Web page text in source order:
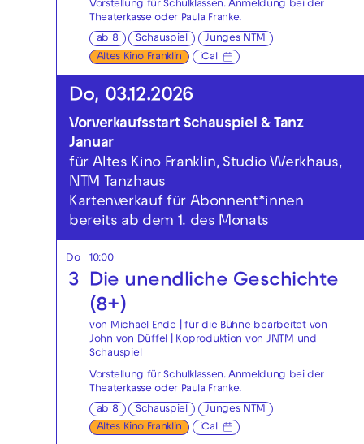
Vorstellung für Schulklassen. Anmeldung bei der
Theaterkasseoder Paula Franke.
ab 8 Schauspiel
Junges NTM
Altes Kino Franklin
iCal
Do, 03.12.2026
Vorverkaufsstart Schauspiel & Tanz
Januar
für Altes Kino Franklin, Studio Werkhaus,
NTM Tanzhaus
Kartenverkauf für Abonnent*innen
bereits ab dem 1. des Monats
Do
3
10:00
Die unendliche Geschichte
(8+)
von Michael Ende | für die Bühne bearbeitet von
John von Düffel | Koproduktion von JNTM und
Schauspiel
Vorstellung für Schulklassen. Anmeldung bei der
Theaterkasseoder Paula Franke.
ab 8 Schauspiel
Junges NTM
Altes Kino Franklin
iCal